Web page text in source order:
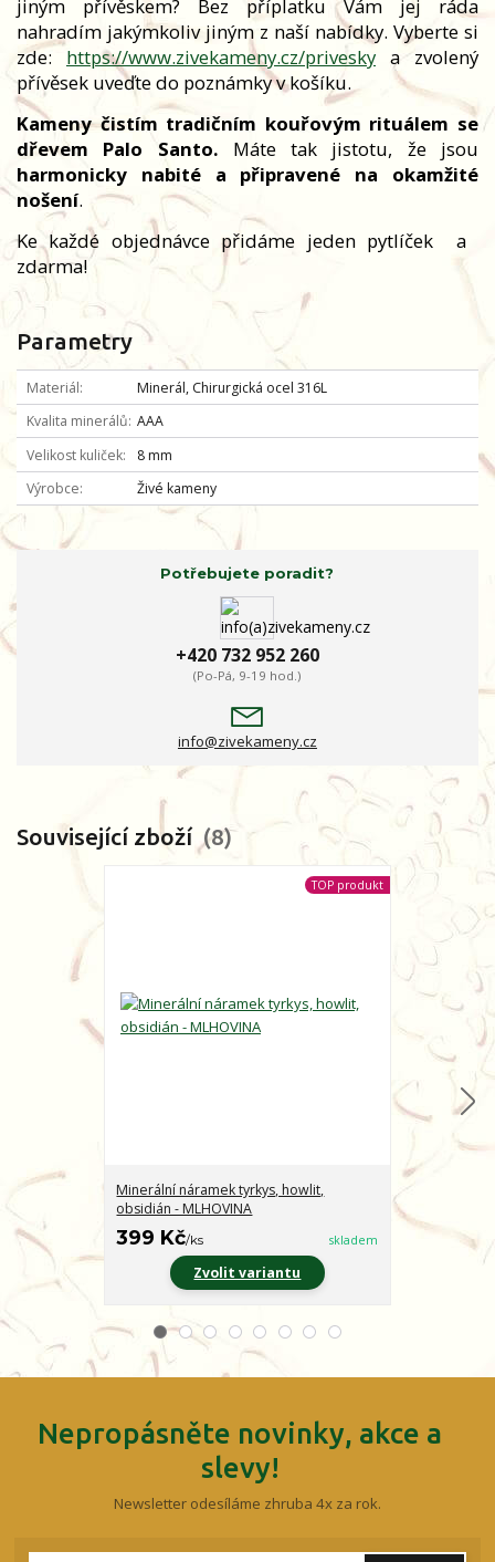
jiným přívěskem? Bez příplatku Vám jej ráda
nahradím jakýmkoliv jiným z naší nabídky. Vyberte si
zde: https://www.zivekameny.cz/priveskya zvolený
přívěsek uveďte do poznámky v košíku.
Kameny čistím tradičním kouřovým rituálem se
dřevem Palo Santo. Máte tak jistotu, že jsou
harmonicky nabité a připravené na okamžité
nošení.
Ke každé objednávce přidáme jeden pytlíček
a
zdarma!
Parametry
Materiál
Minerál, Chirurgická ocel 316L
Kvalita minerálů AAA
Velikost kuliček
8 mm
Výrobce
Živé kameny
Potřebujete poradit?
+420 732 952 260
(Po-Pá, 9-19 hod.)
info@zivekameny.cz
Související zboží 8
TOP produkt
Minerální náramek tyrkys, howlit,
obsidián - MLHOVINA
399 Kč/ks skladem
Zvolit variantu
Minerální
CHARAKTER
399 Kč/
Nepropásněte novinky, akce a
slevy!
Newsletter odesíláme zhruba 4x za rok.